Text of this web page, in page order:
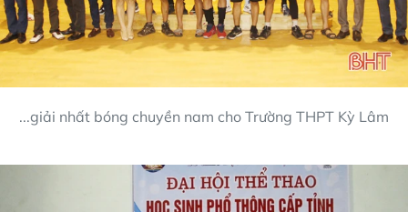
...giải nhất bóng chuyền nam cho Trường THPT Kỳ Lâm